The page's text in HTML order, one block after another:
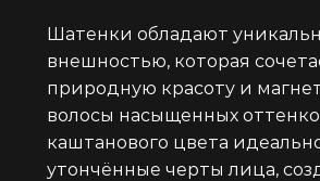
Шатенки обладают
внешностью, которая
природную красоту и
волосы насыщенных
каштанового цвета
утончённые черты лица,